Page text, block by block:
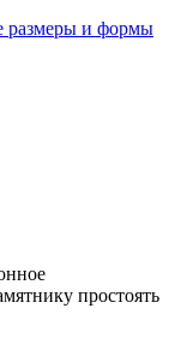
размеры и формы
простоять